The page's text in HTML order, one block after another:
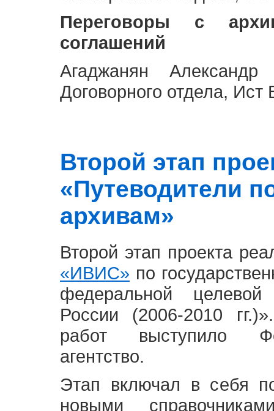
Переговоры с
соглашений
Агаджанян Александр
Договорного отдела,
Второй этап
«Путеводители
архивам»
Второй этап проекта
«ИВИС» по
федеральной
России (2006-2010
работ выступило
агентство.
Этап включал в себя
новыми